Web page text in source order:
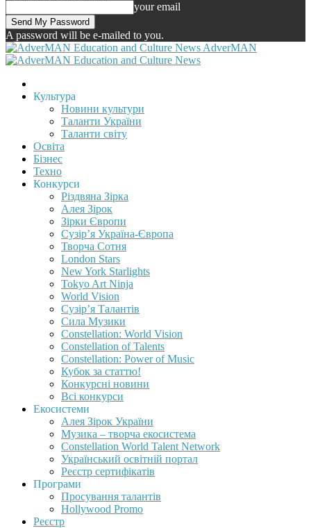
your email
A password will be e-mailed to you.
AdverMAN
Культура
Новини культури
Таланти України
Таланти світу
Освіта
Бізнес
Техно
Конкурси
Різдвяна Зірка
Алея Зірок
Зірки Європи
Сузір’я Україна-Європа
Творча Сотня
London Stars
New York Starlights
Tokyo Art Ninja
World Vision
Сузір’я Талантів
Сила Музики
Constellation: World Vision
Constellation of Talents
Constellation: Power of Music
Кубок за статтю!
Конкурсні новини
Всі конкурси
Екосистеми
Алея Зірок України
Музика – творча екосистема
Constellation World Talent Network
Український освітній портал
Реєстр сертифікатів
Програми
Просування талантів
Hollywood Promo
Реєстр